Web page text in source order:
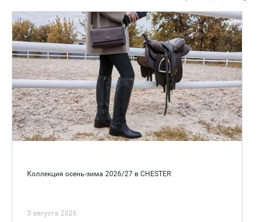
Коллекция осень-зима 2026/27 в CHESTER
3 августа 2026